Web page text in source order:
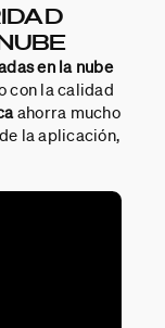
en la nube
con la calidad
ahorra mucho
la aplicación,